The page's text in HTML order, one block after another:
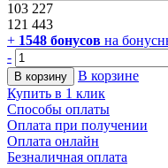
103 227
121 443
+ 1548 бонусов на
-
В корзину
В корзине
Купить в 1 клик
Способы оплаты
Оплата при получении
Оплата онлайн
Безналичная оплата